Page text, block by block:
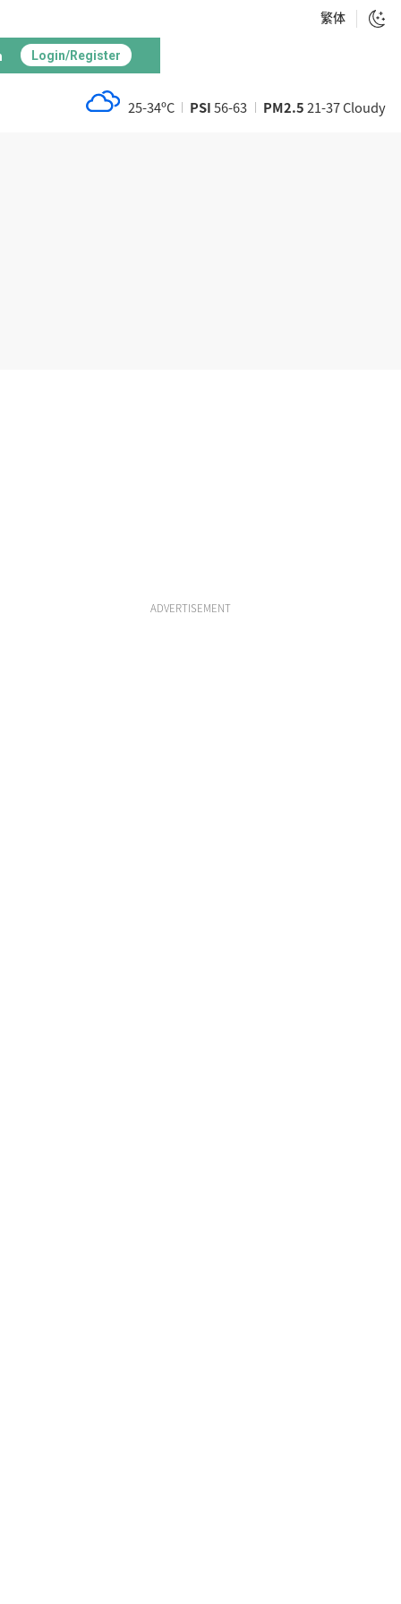
繁体
Login/Register
25-34ºC PSI56-63 PM2.521-37 Cloudy
ADVERTISEMENT